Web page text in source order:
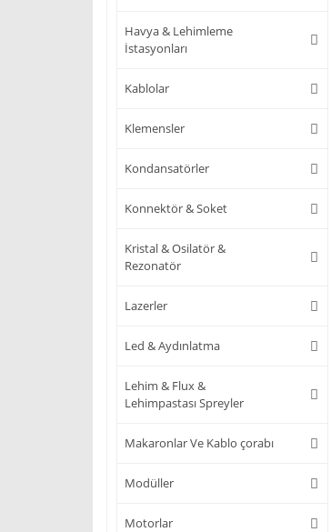
Havya & Lehimleme
İstasyonları
Kablolar
Klemensler
Kondansatörler
Konnektör & Soket
Kristal & Osilatör &
Rezonatör
Lazerler
Led & Aydınlatma
Lehim & Flux &
Lehimpastası Spreyler
Makaronlar Ve Kablo çorabı
Modüller
Motorlar